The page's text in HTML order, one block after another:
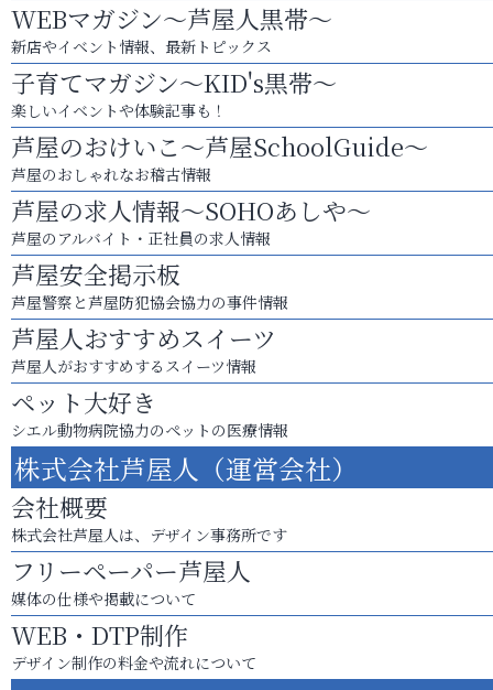
WEBマガジン～芦屋人黒帯～
新店やイベント情報、最新トピックス
子育てマガジン～KID's黒帯～
楽しいイベントや体験記事も！
芦屋のおけいこ～芦屋SchoolGuide～
芦屋のおしゃれなお稽古情報
芦屋の求人情報～SOHOあしや～
芦屋のアルバイト・正社員の求人情報
芦屋安全掲示板
芦屋警察と芦屋防犯協会協力の事件情報
芦屋人おすすめスイーツ
芦屋人がおすすめするスイーツ情報
ペット大好き
シエル動物病院協力のペットの医療情報
株式会社芦屋人（運営会社）
会社概要
株式会社芦屋人は、デザイン事務所です
フリーペーパー芦屋人
媒体の仕様や掲載について
WEB・DTP制作
デザイン制作の料金や流れについて